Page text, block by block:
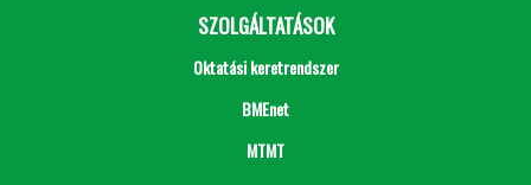
SZOLGÁLTATÁSOK
Oktatási keretrendszer
BMEnet
MTMT